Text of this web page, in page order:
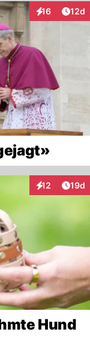
16
Interaktionen
12d
12
Interaktionen
19d
Hund